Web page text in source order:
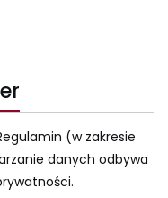
(w zakresie
danych odbywa